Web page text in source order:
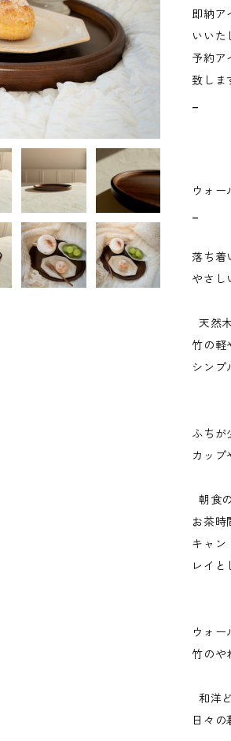
即納ア
いいた
予約ア
致しま
ウォ
落ち着
やさし
天然
竹の軽
シンプ
ふちが
カップ
朝食
お茶時
キャン
レイと
ウォー
竹のや
和洋
日々